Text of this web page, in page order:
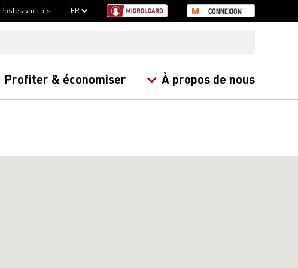
Postes vacants FR CONNEXION
Profiter & économiser À propos de nous